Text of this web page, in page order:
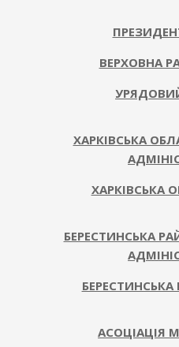
ВЕРХОВНА
ХАРКІВСЬКА
ХАРКІВСЬКА
БЕРЕСТИНСЬКА
АСОЦІАЦІЯ